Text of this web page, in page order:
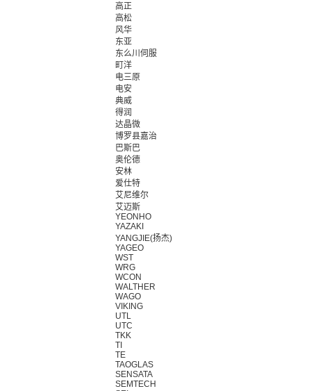
高正
高松
风华
东亚
东么川伺服
町洋
电三原
电安
典威
得润
达晶微
博罗县嘉治
巴斯巴
奥伦德
安林
爱仕特
艾尼维尔
艾迈斯
YEONHO
YAZAKI
YANGJIE(扬杰)
YAGEO
WST
WRG
WCON
WALTHER
WAGO
VIKING
UTL
UTC
TKK
TI
TE
TAOGLAS
SENSATA
SEMTECH